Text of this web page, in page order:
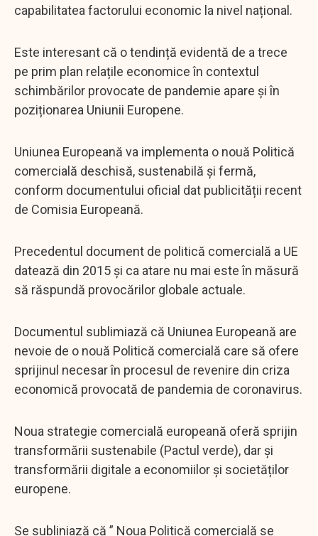
capabilitatea factorului economic la nivel național.
Este interesant că o tendință evidentă de a trece
pe prim plan relațile economice în contextul
schimbărilor provocate de pandemie apare și în
poziționarea Uniunii Europene.
Uniunea Europeană va implementa o nouă Politică
comercială deschisă, sustenabilă și fermă,
conform documentului oficial dat publicității recent
de Comisia Europeană.
Precedentul document de politică comercială a UE
datează din 2015 și ca atare nu mai este în măsură
să răspundă provocărilor globale actuale.
Documentul sublimiază că Uniunea Europeană are
nevoie de o nouă Politică comercială care să ofere
sprijinul necesar în procesul de revenire din criza
economică provocată de pandemia de coronavirus.
Noua strategie comercială europeană oferă sprijin
transformării sustenabile (Pactul verde), dar și
transformării digitale a economiilor și societăților
europene.
Se subliniază că ” Noua Politică comercială se